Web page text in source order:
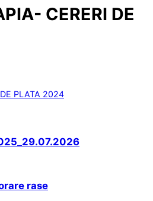
CERERI DE
PLATA 2024
rase